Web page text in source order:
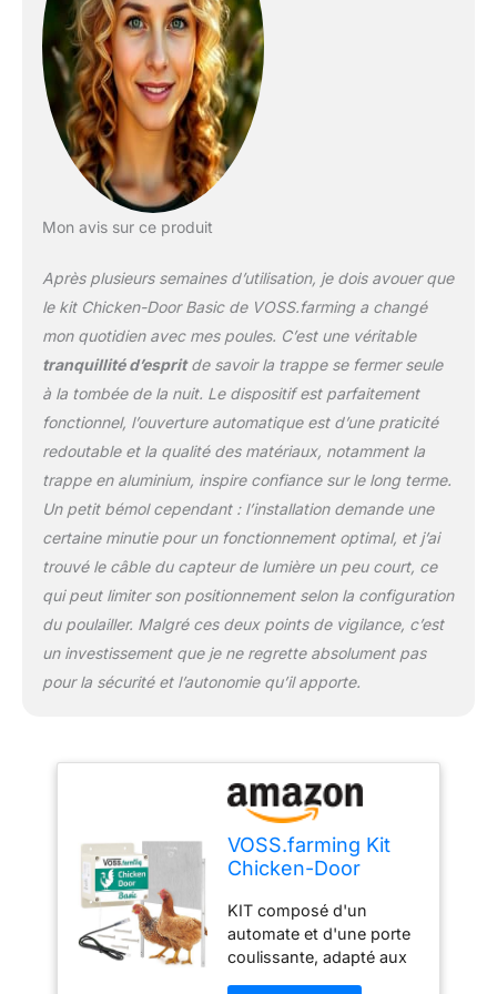
l'appareil Capteur de
lumière avec câble de 1
mètre et détection
retardée de la lumière
pour éviter une ouverture
intempestive en cas
d'éclair ou de luminosité
lors de la fermeture, le
puis reprend
Mon avis sur ce produit
Après plusieurs semaines d’utilisation, je dois avouer que
le kit Chicken-Door Basic de VOSS.farming a changé
mon quotidien avec mes poules. C’est une véritable
tranquillité d’espritde savoir la trappe se fermer seule
à la tombée de la nuit. Le dispositif est parfaitement
fonctionnel, l’ouverture automatique est d’une praticité
redoutable et la qualité des matériaux, notamment la
trappe en aluminium, inspire confiance sur le long terme.
Un petit bémol cependant : l’installation demande une
certaine minutie pour un fonctionnement optimal, et j’ai
trouvé le câble du capteur de lumière un peu court, ce
qui peut limiter son positionnement selon la configuration
du poulailler. Malgré ces deux points de vigilance, c’est
un investissement que je ne regrette absolument pas
pour la sécurité et l’autonomie qu’il apporte.
VOSS.farming Kit
Chicken-Door
Automatique pour
Porte de poulailler
avec Trappe en alu
430x400 mm,
KIT composé d'un
automate et d'une porte
coulissante, adapté aux